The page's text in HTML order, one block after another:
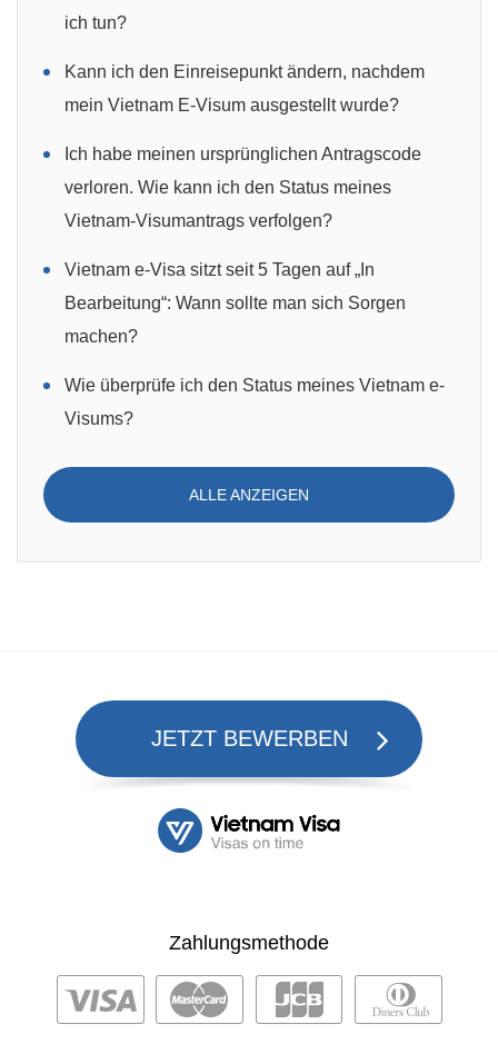
ich tun?
Kann ich den Einreisepunkt ändern, nachdem
mein Vietnam E-Visum ausgestellt wurde?
Ich habe meinen ursprünglichen Antragscode
verloren. Wie kann ich den Status meines
Vietnam-Visumantrags verfolgen?
Vietnam e-Visa sitzt seit 5 Tagen auf „In
Bearbeitung“: Wann sollte man sich Sorgen
machen?
Wie überprüfe ich den Status meines Vietnam e-
Visums?
ALLE ANZEIGEN
JETZT BEWERBEN
Zahlungsmethode